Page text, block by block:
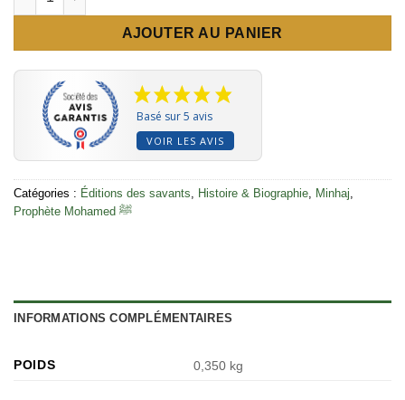
AJOUTER AU PANIER
Basé sur 5 avis
VOIR LES AVIS
Catégories : Éditions des savants Histoire & Biographie Minhaj
Prophète Mohamed ﷺ
INFORMATIONS COMPLÉMENTAIRES
POIDS 0,350 kg